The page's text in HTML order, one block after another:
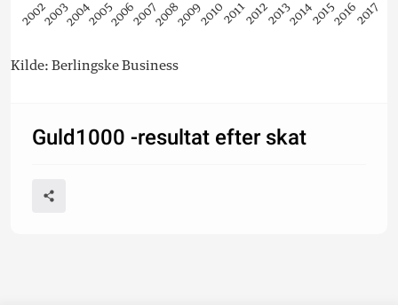
2002200320042005200620072008200920102011201220132014201520162017
Kilde: Berlingske Business
Guld1000 -resultat efter skat